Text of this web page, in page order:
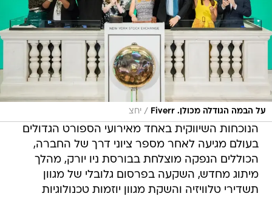
על הבמה הגודלה מכולן. Fiverr / יחצ
הנוכחות השיווקית באחד מאירועי הספורט הגדולים
בעולם מגיעה לאחר מספר ציוני דרך של החברה,
הכוללים הנפקה מוצלחת בבורסת ניו יורק, מהלך
מיתוג מחדש, השקעה בפרסום גלובלי של מגוון
תשדירי טלוויזיה והשקת מגוון יוזמות טכנולוגיות